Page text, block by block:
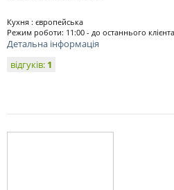
Кухня : європейська
Режим роботи: 11:00 - до останнього клієнта
Детальна інформація
відгуків: 1